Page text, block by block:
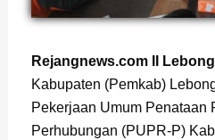
Rejangnews.com II
Kabupaten (Pemkab)
Pekerjaan Umum Penataan
Perhubungan (PUPR-P)